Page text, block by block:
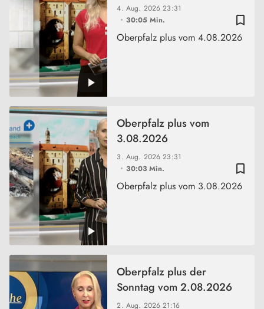
bookmark_border
4. Aug. 202623:31
30:05 Min.
Oberpfalz plus vom 4.08.2026
bookmark_border
3. Aug. 202623:31
30:03 Min.
Oberpfalz plus vom
3.08.2026
Oberpfalz plus vom 3.08.2026
2. Aug. 202621:16
Oberpfalz plus der
Sonntag vom 2.08.2026